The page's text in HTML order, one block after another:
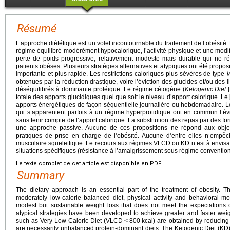
Résumé
L’approche diététique est un volet incontournable du traitement de
régime équilibré modérément hypocalorique, l’activité physique et une
perte de poids progressive, relativement modeste mais durable qui ne
patients obèses. Plusieurs stratégies alternatives et atypiques ont été
importante et plus rapide. Les restrictions caloriques plus sévères de type
obtenues par la réduction drastique, voire l’éviction des glucides et/ou des
déséquilibrés à dominante protéique. Le régime cétogène (Ketogenic Diet
totale des apports glucidiques quel que soit le niveau d’apport calorique.
apports énergétiques de façon séquentielle journalière ou hebdomadaire.
qui s’apparentent parfois à un régime hyperprotidique ont en commun
sans tenir compte de l’apport calorique. La substitution des repas par des
une approche passive. Aucune de ces propositions ne répond aux
pratiques de prise en charge de l’obésité. Aucune d’entre elles
musculaire squelettique. Le recours aux régimes VLCD ou KD n’est à
situations spécifiques (résistance à l’amaigrissement sous régime
Le texte complet de cet article est disponible en PDF.
Summary
The dietary approach is an essential part of the treatment of obesity.
moderately low-calorie balanced diet, physical activity and behavioral
modest but sustainable weight loss that does not meet the expectations
atypical strategies have been developed to achieve greater and faster
such as Very Low Caloric Diet (VLCD < 800 kcal) are obtained by
are necessarily unbalanced protein-dominant diets. The Ketogenic Diet